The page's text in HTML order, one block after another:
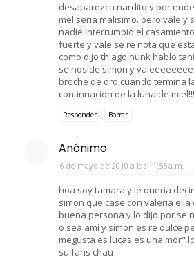
desaparezca nardito y por
mel seria malisimo. pero vale y
nadie interrumpio el
fuerte y vale se re nota que
como dijo thiago nunk hablo
se nos de simon y
broche de oro cuando termina
continuacion de la luna de
Responder Borrar
Anónimo
6 de mayo de 2010 a las 11:55 a.m.
hoa soy tamara y le queria
simon que case con valeria
buena persona y lo dijo por se
o sea ami y simon es re dulce
megusta es lucas es una mor"
su fans chau